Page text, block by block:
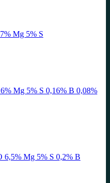
Mg 5% S
Mg 5% S 0,16% B 0,08%
6,5% Mg 5% S 0,2% B